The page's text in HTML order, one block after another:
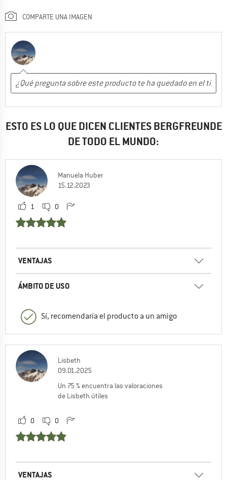
COMPARTE UNA IMAGEN
ESTO ES LO QUE DICEN CLIENTES BERGFREUNDE
DE TODO EL MUNDO:
Manuela Huber
15.12.2023
1 0
VENTAJAS
ÁMBITO DE USO
Sí, recomendaría el producto a un amigo
Lisbeth
09.01.2025
Un 75 % encuentra las valoraciones
de Lisbeth útiles
0 0
VENTAJAS